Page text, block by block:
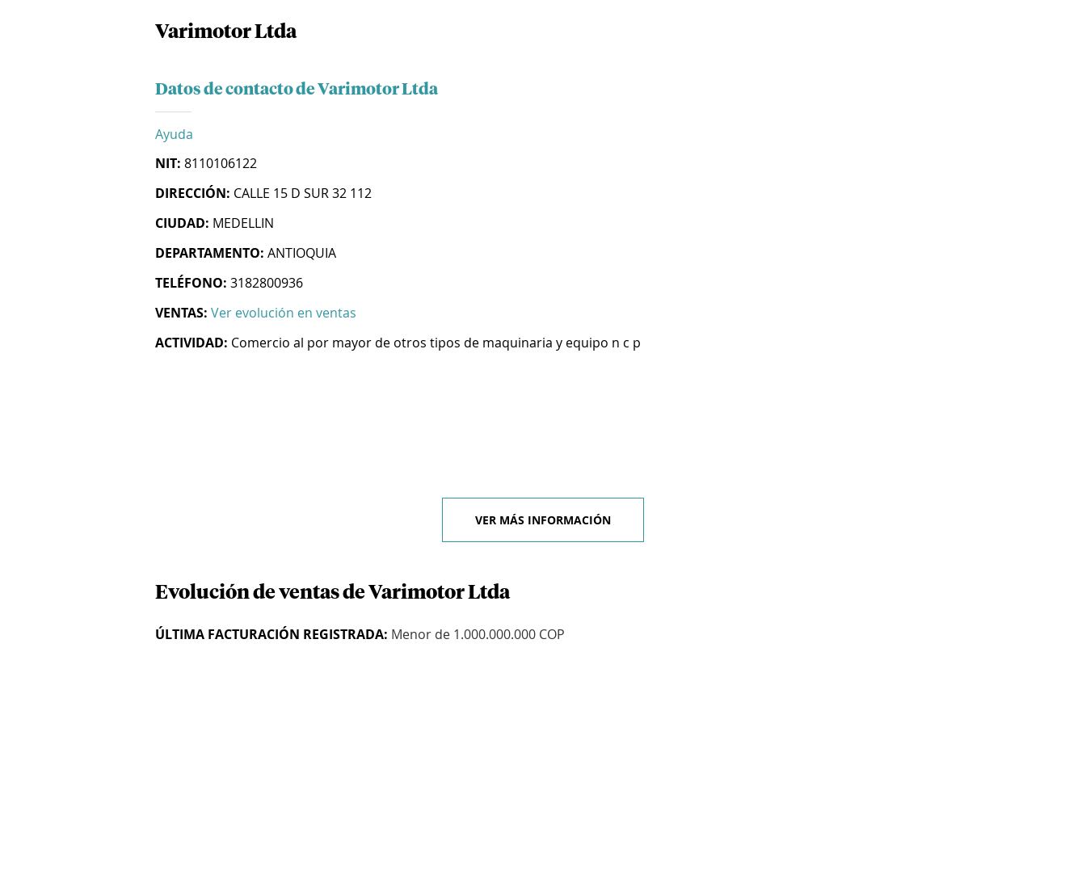
Varimotor Ltda
Datos de contacto de Varimotor Ltda
Ayuda
NIT: 8110106122
DIRECCIÓN: CALLE 15 D SUR 32 112
CIUDAD: MEDELLIN
DEPARTAMENTO: ANTIOQUIA
TELÉFONO: 3182800936
VENTAS: Ver evolución en ventas
ACTIVIDAD: Comercio al por mayor de otros tipos de maquinaria y equipo n c p
VER MÁS INFORMACIÓN
Evolución de ventas de Varimotor Ltda
ÚLTIMA FACTURACIÓN REGISTRADA: Menor de 1.000.000.000 COP